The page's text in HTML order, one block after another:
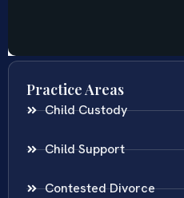
Practice Areas
Child Custody
Child Support
Contested Divorce